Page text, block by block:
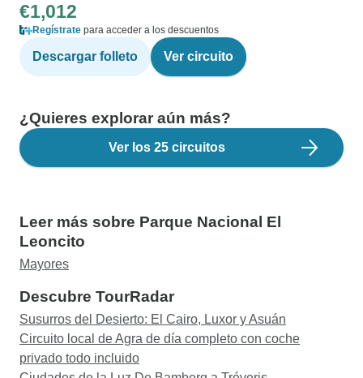
€1,012
Regístrate para acceder a los descuentos
Descargar folleto Ver circuito
¿Quieres explorar aún más?
Ver los 25 circuitos
Leer más sobre Parque Nacional El
Leoncito
Mayores
Descubre TourRadar
Susurros del Desierto: El Cairo, Luxor y Asuán
Circuito local de Agra de día completo con coche
privado todo incluido